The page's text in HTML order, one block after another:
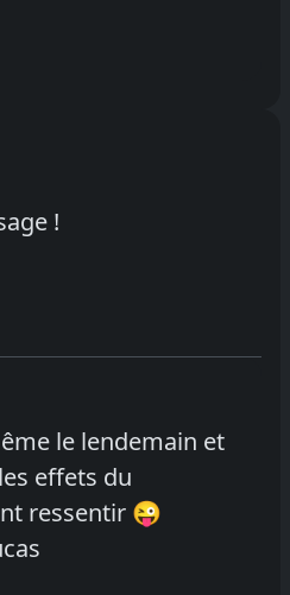
!
le lendemain et
effets du
ressentir 😜